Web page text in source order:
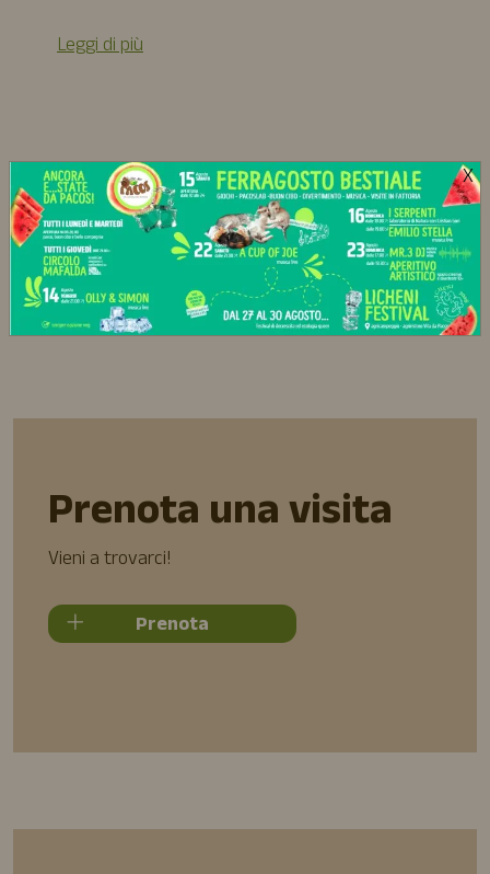
Leggi di più
Tutti gli eventi
X
Prenota una visita
Vieni a trovarci!
Prenota